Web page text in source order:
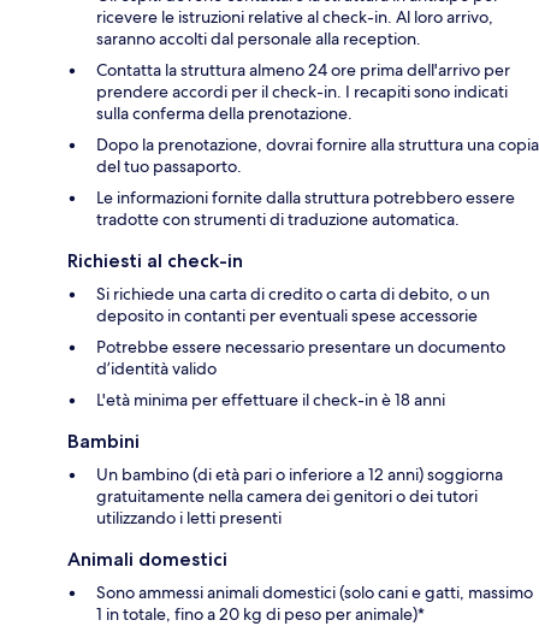
ricevere le istruzioni relative al check-in. Al loro arrivo,
saranno accolti dal personale alla reception.
Contatta la struttura almeno 24 ore prima dell'arrivo per
prendere accordi per il check-in. I recapiti sono indicati
sulla conferma della prenotazione.
Dopo la prenotazione, dovrai fornire alla struttura una copia
del tuo passaporto.
Le informazioni fornite dalla struttura potrebbero essere
tradotte con strumenti di traduzione automatica.
Richiesti al check-in
Si richiede una carta di credito o carta di debito, o un
deposito in contanti per eventuali spese accessorie
Potrebbe essere necessario presentare un documento
d’identità valido
L'età minima per effettuare il check-in è 18 anni
Bambini
Un bambino (di età pari o inferiore a 12 anni) soggiorna
gratuitamente nella camera dei genitori o dei tutori
utilizzando i letti presenti
Animali domestici
Sono ammessi animali domestici (solo cani e gatti, massimo
1 in totale, fino a 20 kg di peso per animale)*